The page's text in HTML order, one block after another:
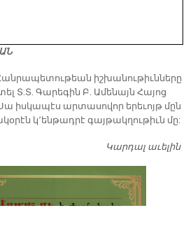
իշխանութիւնները
Տ.Տ. Գարեգին Բ. Ամենայն Հայոց
իսկապէս արտասովոր երեւոյթ մըն
կ՚ենթադրէ գայթակղութիւն մը:
Կարդալ աւելին